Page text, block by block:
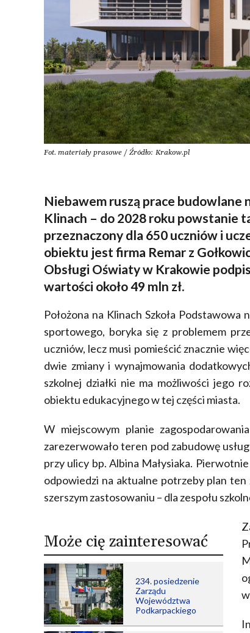
Fot. materiały prasowe / Źródło: Krakow.pl
Niebawem ruszą prace budowlane
Klinach – do 2028 roku powstanie
przeznaczony dla 650 uczniów i
obiektu jest firma Remar z
Obsługi Oświaty w Krakowie
wartości około 49 mln zł.
Położona na Klinach Szkoła
sportowego, boryka się z problemem
uczniów, lecz musi pomieścić znacznie
dwie zmiany i wynajmowania
szkolnej działki nie ma możliwości jego
obiektu edukacyjnego w tej części miasta.
W miejscowym planie
zarezerwowało teren pod zabudowę
przy ulicy bp. Albina Małysiaka.
odpowiedzi na aktualne potrzeby plan
szerszym zastosowaniu – dla zespołu
Może cię zainteresować
234. posiedzenie
Zarządu
Województwa
Podkarpackiego